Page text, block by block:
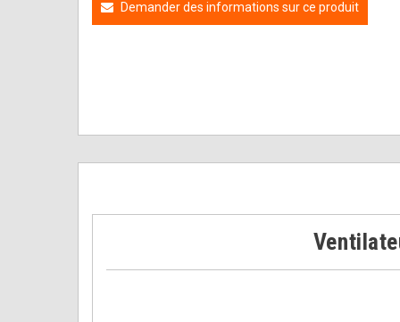
Demander des informations sur ce produit